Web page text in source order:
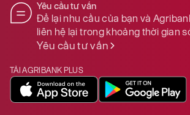
Yêu cầu tư vấn
Để lại nhu cầu của bạn và
liên hệ lại trong khoảng thời gian
Yêu cầu tư vấn
TẢI AGRIBANK PLUS